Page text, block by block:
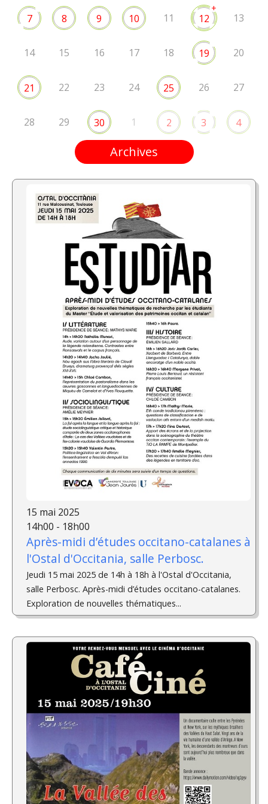
7 8 9 10 11 12
+
13
14 15 16 17 18 19 20
21 22 23 24 25 26 27
28 29 30 1 2 3 4
Archives
15 mai 2025
14h00 - 18h00
Après-midi d’études occitano-catalanes à
l'Ostal d'Occitania, salle Perbosc.
Jeudi 15 mai 2025 de 14h à 18h à l'Ostal d'Occitania,
salle Perbosc. Après-midi d’études occitano-catalanes.
Exploration de nouvelles thématiques...